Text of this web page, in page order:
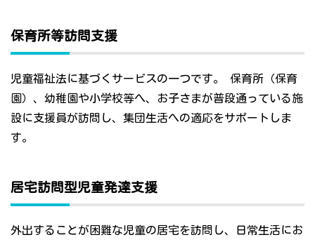
保育所等訪問支援
児童福祉法に基づくサービスの一つです。 保育所（保育
園）、幼稚園や小学校等へ、お子さまが普段通っている施
設に支援員が訪問し、集団生活への適応をサポートしま
す。
居宅訪問型児童発達支援
外出することが困難な児童の居宅を訪問し、日常生活にお